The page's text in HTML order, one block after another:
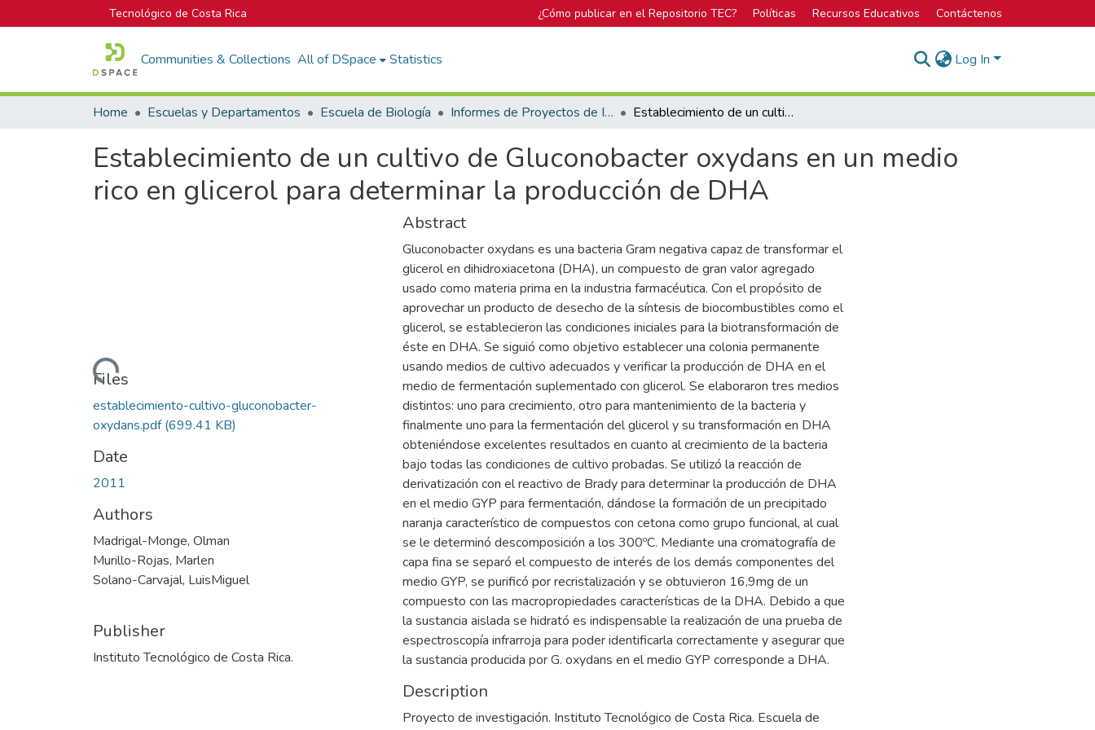
Tecnológico de Costa Rica ¿Cómo publicar en el Repositorio TEC? Políticas Recursos Educativos Contáctenos
Communities & Collections All of DSpace Statistics Log In
Home Escuelas y Departamentos Escuela de Biología Informes de Proyectos de Investigación Establecimiento de un cultivo de Gluconobacter oxydans en un medio rico en glicerol para determinar la producción de DHA
Establecimiento de un cultivo de Gluconobacter oxydans en un medio
rico en glicerol para determinar la producción de DHA
Loading...
Files
establecimiento-cultivo-gluconobacter-
oxydans.pdf(699.41 KB)
Date
2011
Authors
Madrigal-Monge, Olman
Murillo-Rojas, Marlen
Solano-Carvajal, LuisMiguel
Publisher
Instituto Tecnológico de Costa Rica.
Abstract
Gluconobacter oxydans es una bacteria Gram negativa capaz de transformar el
glicerol en dihidroxiacetona (DHA), un compuesto de gran valor agregado
usado como materia prima en la industria farmacéutica. Con el propósito de
aprovechar un producto de desecho de la síntesis de biocombustibles como el
glicerol, se establecieron las condiciones iniciales para la biotransformación de
éste en DHA. Se siguió como objetivo establecer una colonia permanente
usando medios de cultivo adecuados y verificar la producción de DHA en el
medio de fermentación suplementado con glicerol. Se elaboraron tres medios
distintos: uno para crecimiento, otro para mantenimiento de la bacteria y
finalmente uno para la fermentación del glicerol y su transformación en DHA
obteniéndose excelentes resultados en cuanto al crecimiento de la bacteria
bajo todas las condiciones de cultivo probadas. Se utilizó la reacción de
derivatización con el reactivo de Brady para determinar la producción de DHA
en el medio GYP para fermentación, dándose la formación de un precipitado
naranja característico de compuestos con cetona como grupo funcional, al cual
se le determinó descomposición a los 300ºC. Mediante una cromatografía de
capa fina se separó el compuesto de interés de los demás componentes del
medio GYP, se purificó por recristalización y se obtuvieron 16,9mg de un
compuesto con las macropropiedades características de la DHA. Debido a que
la sustancia aislada se hidrató es indispensable la realización de una prueba de
espectroscopía infrarroja para poder identificarla correctamente y asegurar que
la sustancia producida por G. oxydans en el medio GYP corresponde a DHA.
Description
Proyecto de investigación. Instituto Tecnológico de Costa Rica. Escuela de